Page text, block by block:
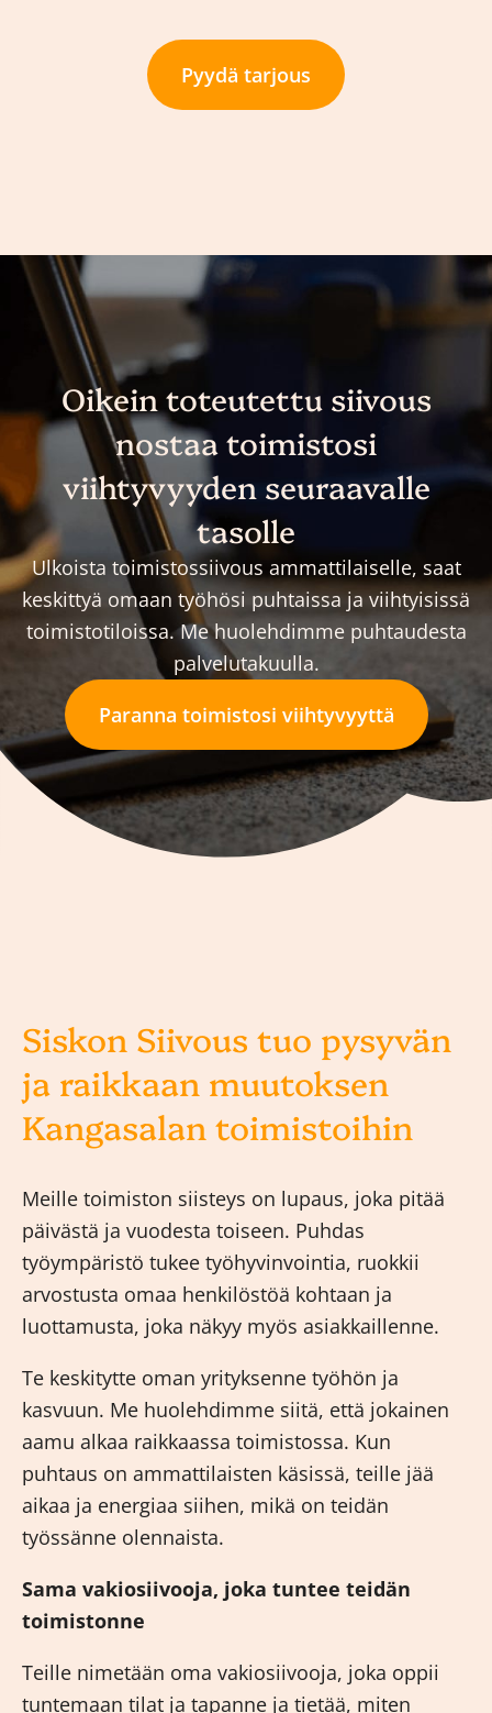
Pyydä tarjous
Oikein toteutettu siivous
nostaa toimistosi
viihtyvyyden seuraavalle
tasolle
Ulkoista toimistossiivous ammattilaiselle, saat
keskittyä omaan työhösi puhtaissa ja viihtyisissä
toimistotiloissa. Me huolehdimme puhtaudesta
palvelutakuulla.
Paranna toimistosi viihtyvyyttä
Siskon Siivous tuo pysyvän
ja raikkaan muutoksen
Kangasalan toimistoihin
Meille toimiston siisteys on lupaus, joka pitää
päivästä ja vuodesta toiseen. Puhdas
työympäristö tukee työhyvinvointia, ruokkii
arvostusta omaa henkilöstöä kohtaan ja
luottamusta, joka näkyy myös asiakkaillenne.
Te keskitytte oman yrityksenne työhön ja
kasvuun. Me huolehdimme siitä, että jokainen
aamu alkaa raikkaassa toimistossa. Kun
puhtaus on ammattilaisten käsissä, teille jää
aikaa ja energiaa siihen, mikä on teidän
työssänne olennaista.
Sama vakiosiivooja, joka tuntee teidän
toimistonne
Teille nimetään oma vakiosiivooja, joka oppii
tuntemaan tilat ja tapanne ja tietää, miten